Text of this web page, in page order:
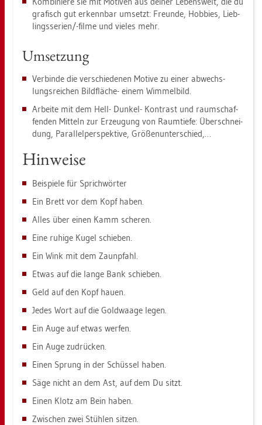
gra­fisch gut er­kenn­bar um­setzt: Freun­de, Hob­bies, Lieb­
lings­se­ri­en/-filme und vie­les mehr.
Um­set­zung
Ver­bin­de die ver­schie­de­nen Mo­ti­ve zu einer ab­wechs­
lungs­rei­chen Bild­flä­che- einem Wim­mel­bild.
Ar­bei­te mit dem Hell- Dun­kel- Kon­trast und raum­schaf­
fen­den Mit­teln zur Er­zeu­gung von Raum­tie­fe: Über­schnei­
dung, Par­al­lel­per­spek­ti­ve, Grö­ßen­un­ter­schied,…
Hin­wei­se
Bei­spie­le für Sprich­wör­ter
Ein Brett vor dem Kopf haben.
Alles über einen Kamm sche­ren.
Eine ru­hi­ge Kugel schie­ben.
Ein Wink mit dem Zaun­pfahl.
Etwas auf die lange Bank schie­ben.
Geld auf den Kopf hauen.
Jedes Wort auf die Gold­waa­ge legen.
Ein Auge auf etwas wer­fen.
Ein Auge zu­drü­cken.
Einen Sprung in der Schüs­sel haben.
Säge nicht an dem Ast, auf dem Du sitzt.
Einen Klotz am Bein haben.
Zwi­schen zwei Stüh­len sit­zen.